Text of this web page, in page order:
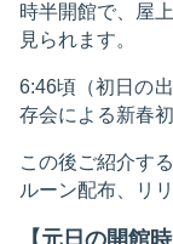
時半開館で、屋
見られます。
6:46頃（初日の
存会による新春
この後ご紹介す
ルーン配布、リ